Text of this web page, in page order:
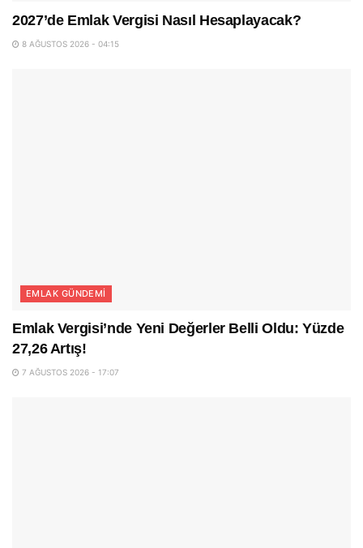
2027’de Emlak Vergisi Nasıl Hesaplayacak?
8 AĞUSTOS 2026 - 04:15
EMLAK GÜNDEMI
Emlak Vergisi’nde Yeni Değerler Belli Oldu: Yüzde
27,26 Artış!
7 AĞUSTOS 2026 - 17:07